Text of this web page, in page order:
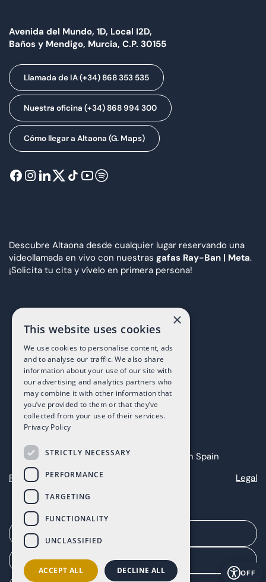
Avenida del Mundo, 1D, Local I2D,
Baños y Mendigo, Murcia, C.P. 30155
Llamada de IA (+34) 868 353 535
Nuestra oficina (+34) 868 994 300
Cómo llegar a Altaona (G. Maps)
Descubre Altaona desde cualquier lugar reservando una
videollamada en vivo con nuestras gafas Ray-Ban | Meta.
¡Solicita tu cita y vívelo en primera persona!
Copyright 2025 The Art of Living in Spain
Privacy
Legal
Portal del agente
OFF
×
This website uses cookies
We use cookies to personalise content, ads
and to analyse our traffic. We also share
information about your use of our site with
our advertising and analytics partners who
may combine it with other information that
you’ve provided to them or that they’ve
collected from your use of their services.
Privacy Policy
STRICTLY NECESSARY
PERFORMANCE
TARGETING
FUNCTIONALITY
UNCLASSIFIED
ACCEPT ALL DECLINE ALL